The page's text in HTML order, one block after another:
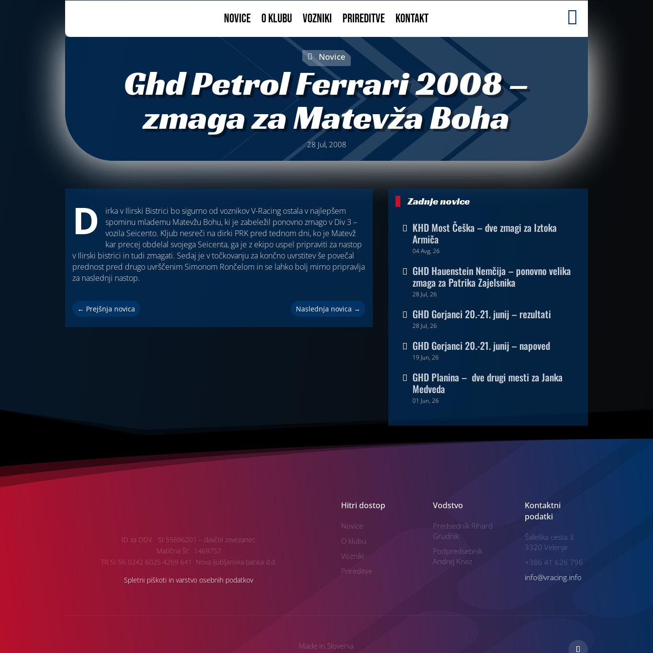
NOVICE O KLUBU VOZNIKI PRIREDITVE KONTAKT 
Novice
Ghd Petrol Ferrari 2008 –
zmaga za Matevža Boha
28 Jul, 2008
D
irka v Ilirski Bistrici bo sigurno od voznikov V-Racing ostala v najlepšem
spominu mlademu Matevžu Bohu, ki je zabeležil ponovno zmago v Div 3 –
vozila Seicento. Kljub nesreči na dirki PRK pred tednom dni, ko je Matevž
kar precej obdelal svojega Seicenta, ga je z ekipo uspel pripraviti za nastop
v Ilirski bistrici in tudi zmagati. Sedaj je v točkovanju za končno uvrstitev še povečal
prednost pred drugo uvrščenim Simonom Rončelom in se lahko bolj mirno pripravlja
za naslednji nastop.
← Prejšnja novica Naslednja novica →
Zadnje novice

KHD Most Češka – dve zmagi za Iztoka
Armiča
04 Avg, 26

GHD Hauenstein Nemčija – ponovno velika
zmaga za Patrika Zajelsnika
28 Jul, 26
 GHD Gorjanci 20.-21. junij – rezultati
28 Jul, 26
 GHD Gorjanci 20.-21. junij – napoved
19 Jun, 26

GHD Planina – dve drugi mesti za Janka
Medveda
01 Jun, 26
ID za DDV SI 55696201 – davčni zavezanec
Matična Št: 1469757
TR SI 56 0242 6025 4269 641 Nova ljubljanska banka d.d.
Spletni piškoti in varstvo osebnih podatkov
Hitri dostop
Novice
O klubu
Vozniki
Prireditve
Vodstvo
Predsednik Rihard
Grudnik
Podpredsebnik
Andrej Knez
Kontaktni
podatki
Šaleška cesta 3
3320 Velenje
+386 41 626 796
info@vracing.info
Made in Slovenia